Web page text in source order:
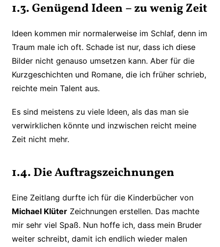
1.3. Genügend Ideen – zu wenig Zeit
Ideen kommen mir normalerweise im Schlaf, denn im
Traum male ich oft. Schade ist nur, dass ich diese
Bilder nicht genauso umsetzen kann. Aber für die
Kurzgeschichten und Romane, die ich früher schrieb,
reichte mein Talent aus.
Es sind meistens zu viele Ideen, als das man sie
verwirklichen könnte und inzwischen reicht meine
Zeit nicht mehr.
1.4. Die Auftragszeichnungen
Eine Zeitlang durfte ich für die Kinderbücher von
Michael KlüterZeichnungen erstellen. Das machte
mir sehr viel Spaß. Nun hoffe ich, dass mein Bruder
weiter schreibt, damit ich endlich wieder malen